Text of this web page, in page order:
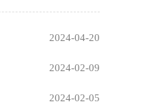
2024-04-20
2024-02-09
2024-02-05